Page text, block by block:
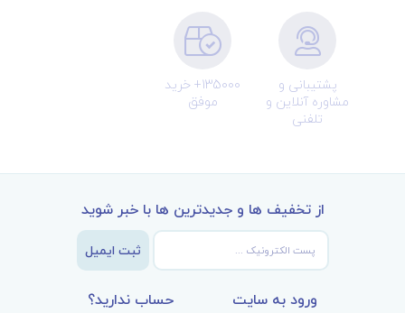
پشتیبانی و
مشاوره آنلاین و
تلفنی
135000+ خرید
موفق
از تخفیف ها و جدیدترین ها با خبر شوید
ثبت ایمیل
ورود به سایت حساب ندارید؟